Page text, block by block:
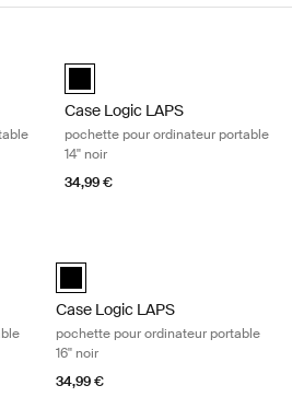
14'' with pocket Noir (selected)
Case Logic LAPS laptop sleeve
Case Logic LAPS
pochette pour ordinateur portable
14'' noir
34,99 €
16'' with pocket Noir (selected)
Case Logic LAPS laptop sleeve
Case Logic LAPS
pochette pour ordinateur portable
16'' noir
34,99 €